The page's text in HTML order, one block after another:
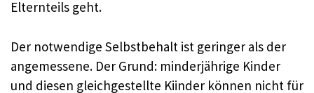
Elternteils geht.
Der notwendige Selbstbehalt ist geringer als der
angemessene. Der Grund: minderjährige Kinder
und diesen gleichgestellte Kiinder können nicht für